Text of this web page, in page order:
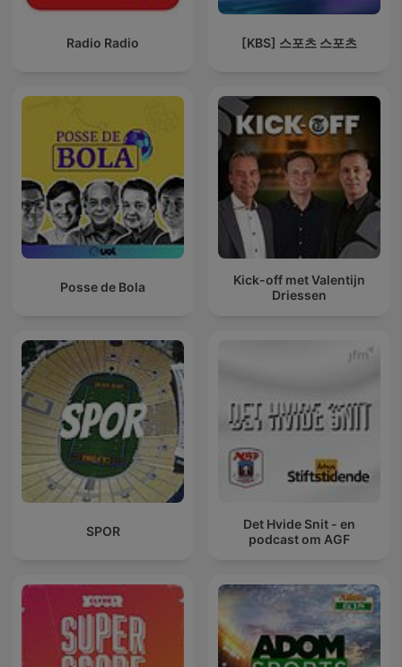
Radio Radio [KBS] 스포츠 스포츠
Posse de Bola
Kick-off met Valentijn
Driessen
SPOR
Det Hvide Snit - en
podcast om AGF